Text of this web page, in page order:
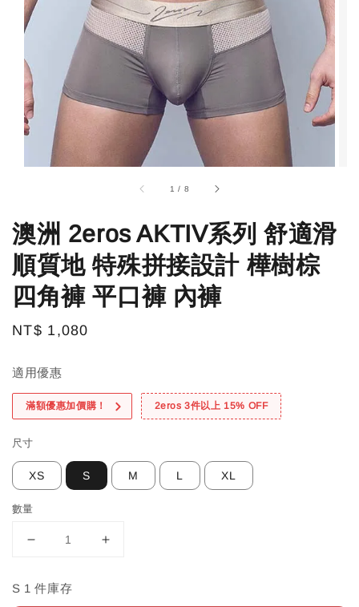
1 / 8
澳洲 2eros AKTIV系列 舒適滑
順質地 特殊拼接設計 樺樹棕
四角褲 平口褲 內褲
Regular
NT$ 1,080
適用優惠
滿額優惠加價購！ 2eros 3件以上 15% OFF
尺寸
XS S M L XL
數量
S 1 件庫存